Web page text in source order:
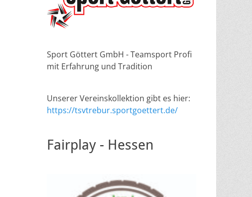
Sport Göttert GmbH - Teamsport Profi
mit Erfahrung und Tradition
Unserer Vereinskollektion gibt es hier:
https://tsvtrebur.sportgoettert.de/
Fairplay - Hessen